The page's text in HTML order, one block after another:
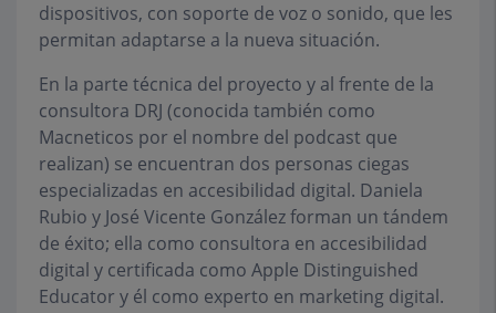
dispositivos, con soporte de voz o sonido, que les
permitan adaptarse a la nueva situación.
En la parte técnica del proyecto y al frente de la
consultora DRJ (conocida también como
Macneticos por el nombre del podcast que
realizan) se encuentran dos personas ciegas
especializadas en accesibilidad digital. Daniela
Rubio y José Vicente González forman un tándem
de éxito; ella como consultora en accesibilidad
digital y certificada como Apple Distinguished
Educator y él como experto en marketing digital.